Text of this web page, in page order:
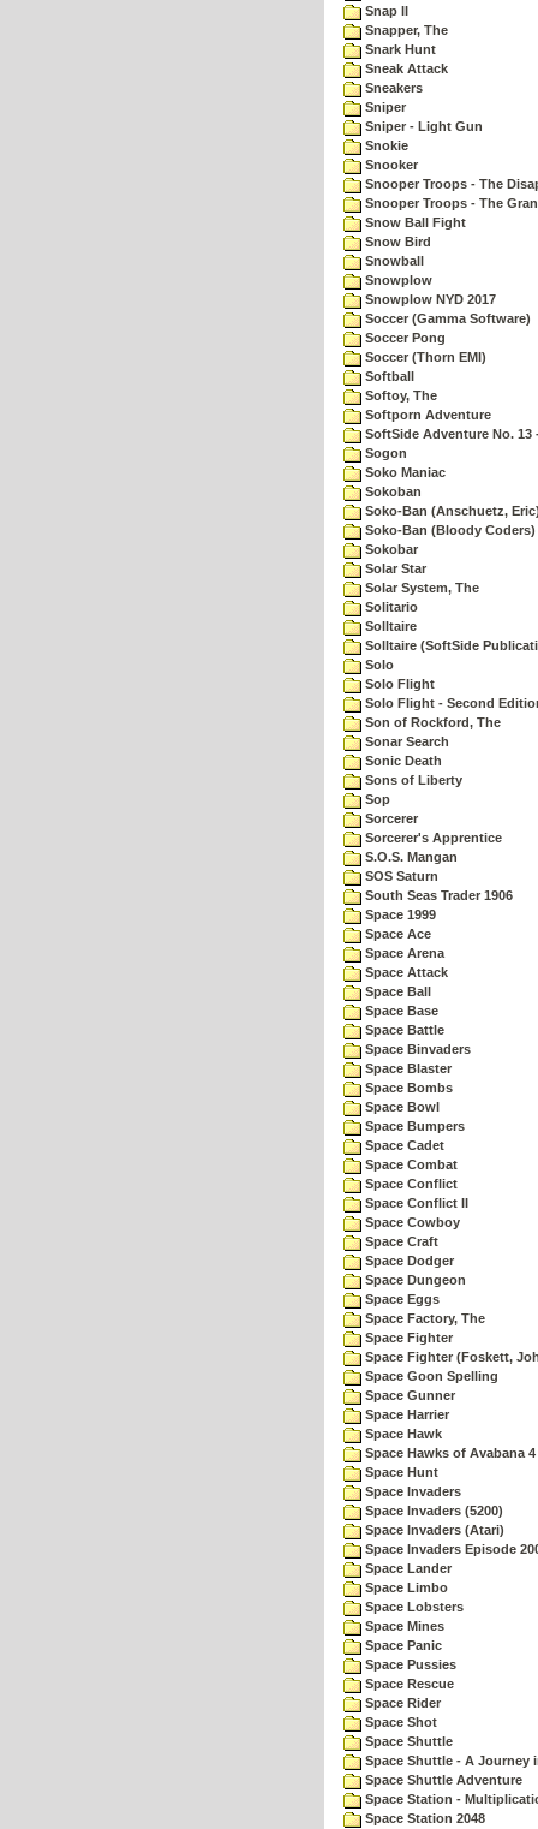
Snap II
Snapper, The
Snark Hunt
Sneak Attack
Sneakers
Sniper
Sniper - Light Gun
Snokie
Snooker
Snooper Troops - The
Snooper Troops - The
Snow Ball Fight
Snow Bird
Snowball
Snowplow
Snowplow NYD 2017
Soccer (Gamma Software)
Soccer Pong
Soccer (Thorn EMI)
Softball
Softoy, The
Softporn Adventure
SoftSide Adventure No. 13
Sogon
Soko Maniac
Sokoban
Soko-Ban (Anschuetz,
Soko-Ban (Bloody Coders)
Sokobar
Solar Star
Solar System, The
Solitario
Solltaire
Solltaire (SoftSide
Solo
Solo Flight
Solo Flight - Second
Son of Rockford, The
Sonar Search
Sonic Death
Sons of Liberty
Sop
Sorcerer
Sorcerer's Apprentice
S.O.S. Mangan
SOS Saturn
South Seas Trader 1906
Space 1999
Space Ace
Space Arena
Space Attack
Space Ball
Space Base
Space Battle
Space Binvaders
Space Blaster
Space Bombs
Space Bowl
Space Bumpers
Space Cadet
Space Combat
Space Conflict
Space Conflict II
Space Cowboy
Space Craft
Space Dodger
Space Dungeon
Space Eggs
Space Factory, The
Space Fighter
Space Fighter (Foskett,
Space Goon Spelling
Space Gunner
Space Harrier
Space Hawk
Space Hawks of Avabana 4
Space Hunt
Space Invaders
Space Invaders (5200)
Space Invaders (Atari)
Space Invaders Episode
Space Lander
Space Limbo
Space Lobsters
Space Mines
Space Panic
Space Pussies
Space Rescue
Space Rider
Space Shot
Space Shuttle
Space Shuttle - A Journey
Space Shuttle Adventure
Space Station -
Space Station 2048